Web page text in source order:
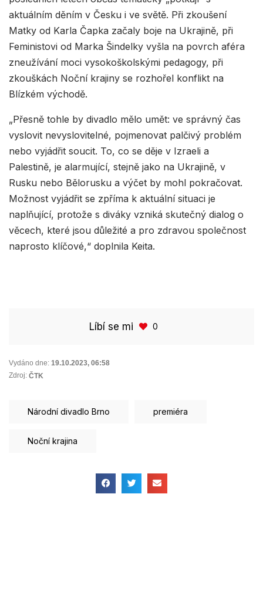
aktuálním děním v Česku i ve světě. Při zkoušení
Matky od Karla Čapka začaly boje na Ukrajině, při
Feministovi od Marka Šindelky vyšla na povrch aféra
zneužívání moci vysokoškolskými pedagogy, při
zkouškách Noční krajiny se rozhořel konflikt na
Blízkém východě.
„Přesně tohle by divadlo mělo umět: ve správný čas
vyslovit nevyslovitelné, pojmenovat palčivý problém
nebo vyjádřit soucit. To, co se děje v Izraeli a
Palestině, je alarmující, stejně jako na Ukrajině, v
Rusku nebo Bělorusku a výčet by mohl pokračovat.
Možnost vyjádřit se zpříma k aktuální situaci je
naplňující, protože s diváky vzniká skutečný dialog o
věcech, které jsou důležité a pro zdravou společnost
naprosto klíčové,“ doplnila Keita.
Líbí se mi 0
Vydáno dne: 19.10.2023, 06:58
Zdroj: ČTK
Národní divadlo Brno premiéra
Noční krajina